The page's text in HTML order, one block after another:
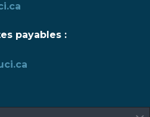
payables :